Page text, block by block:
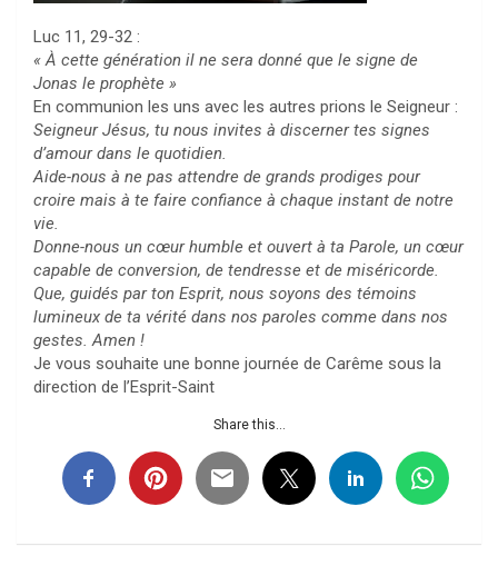
Luc 11, 29-32 :
« À cette génération il ne sera donné que le signe de
Jonas le prophète »
En communion les uns avec les autres prions le Seigneur :
Seigneur Jésus, tu nous invites à discerner tes signes
d’amour dans le quotidien.
Aide-nous à ne pas attendre de grands prodiges pour
croire mais à te faire confiance à chaque instant de notre
vie.
Donne-nous un cœur humble et ouvert à ta Parole, un cœur
capable de conversion, de tendresse et de miséricorde.
Que, guidés par ton Esprit, nous soyons des témoins
lumineux de ta vérité dans nos paroles comme dans nos
gestes. Amen !
Je vous souhaite une bonne journée de Carême sous la
direction de l’Esprit-Saint
Share this...